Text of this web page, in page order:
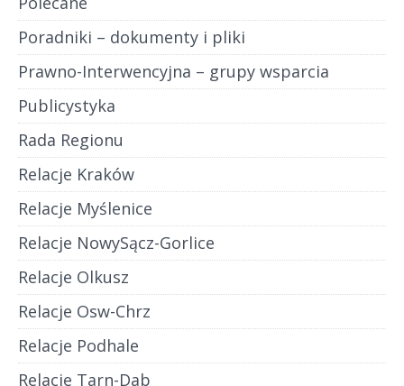
Poradniki – dokumenty i pliki
Prawno-Interwencyjna – grupy wsparcia
Publicystyka
Rada Regionu
Relacje Kraków
Relacje Myślenice
Relacje NowySącz-Gorlice
Relacje Olkusz
Relacje Osw-Chrz
Relacje Podhale
Relacje Tarn-Dab